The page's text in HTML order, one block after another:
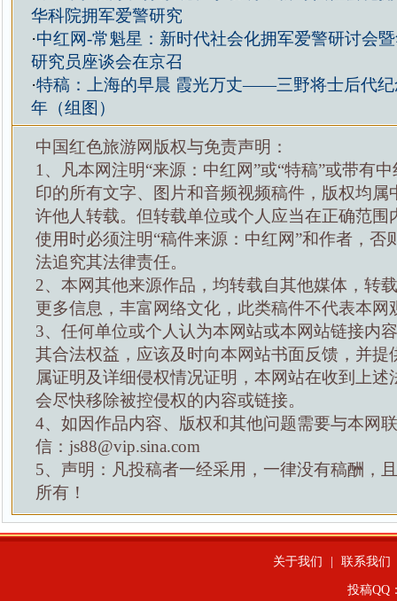
华科院拥军爱警研究
·中红网-常魁星：新时代社会化拥军爱警研讨会
研究员座谈会在京召
·特稿：上海的早晨 霞光万丈——三野将士后代纪
年（组图）
中国红色旅游网版权与免责声明：
1、凡本网注明“来源：中红网”或“特稿”或带有
印的所有文字、图片和音频视频稿件，版权均属
许他人转载。但转载单位或个人应当在正确范围
使用时必须注明“稿件来源：中红网”和作者，否
法追究其法律责任。
2、本网其他来源作品，均转载自其他媒体，转
更多信息，丰富网络文化，此类稿件不代表本网
3、任何单位或个人认为本网站或本网站链接内
其合法权益，应该及时向本网站书面反馈，并提
属证明及详细侵权情况证明，本网站在收到上述
会尽快移除被控侵权的内容或链接。
4、如因作品内容、版权和其他问题需要与本网
信：js88@vip.sina.com
5、声明：凡投稿者一经采用，一律没有稿酬，
所有！
关于我们 联系我们
投稿QQ